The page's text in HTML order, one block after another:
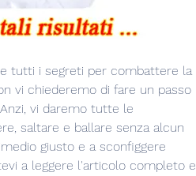
tutti i segreti per combattere la
vi chiederemo di fare un passo
vi daremo tutte le
saltare e ballare senza alcun
giusto e a sconfiggere
a leggere l'articolo completo e